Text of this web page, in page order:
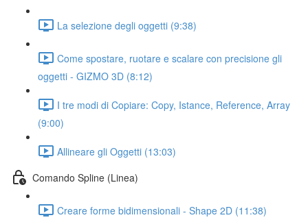
La selezione degli oggetti (9:38)
Come spostare, ruotare e scalare con precisione gli
oggetti - GIZMO 3D (8:12)
I tre modi di Copiare: Copy, Istance, Reference, Array
(9:00)
Allineare gli Oggetti (13:03)
Comando Spline (Linea)
Creare forme bidimensionali - Shape 2D (11:38)